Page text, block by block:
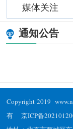
媒体关注
通知公告
Copyright 2019
有京ICP备